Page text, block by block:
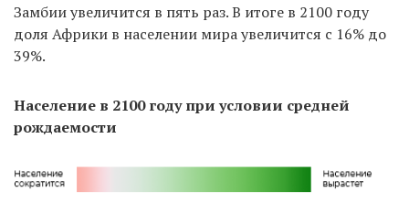
Замбии увеличится в пять раз. В итоге в 2100 году
доля Африки в населении мира увеличится с 16% до
39%.
Население в 2100 году при условии средней
рождаемости